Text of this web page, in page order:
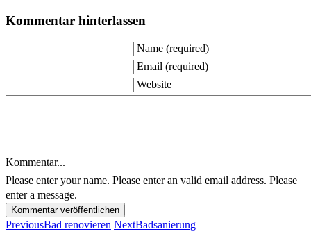
Kommentar hinterlassen
Name (required)
Email (required)
Website
Kommentar...
Please enter your name. Please enter an valid email address. Please
enter a message.
Kommentar veröffentlichen
PreviousBad renovieren NextBadsanierung